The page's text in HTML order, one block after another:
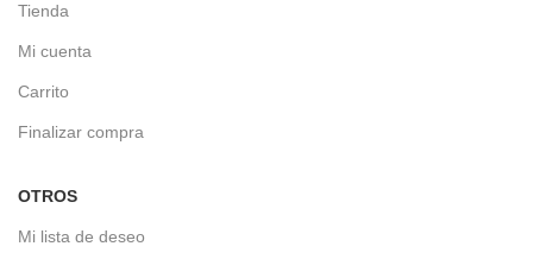
Tienda
Mi cuenta
Carrito
Finalizar compra
OTROS
Mi lista de deseo